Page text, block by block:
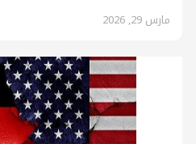
مارس 29, 2026